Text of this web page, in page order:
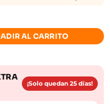
AL CARRITO
¡Solo quedan 25 días!